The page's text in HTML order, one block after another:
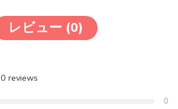
レビュー (0)
0 reviews
0